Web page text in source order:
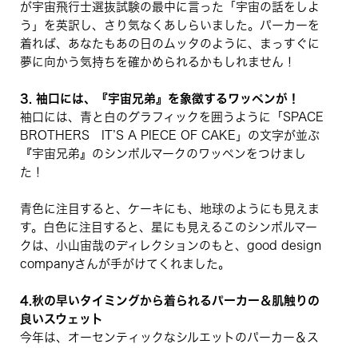
が宇宙飛行士選抜試験の最中に言った「宇宙の話をしよ
う」を英訳し、さり気なくあしらいました。パーカーを
着れば、あなたもあの日のムッタのように、まっすぐに
夢に向かう気持ちを確かめられるかもしれません！
3. 袖口には、『宇宙兄弟』を象徴するワッペンが！
袖口には、青と白のグラフィックを囲うように「SPACE
BROTHERS IT’S A PIECE OF CAKE」の文字が並ぶ
『宇宙兄弟』のシンボルマークのワッペンをつけまし
た！
青色に注目すると、ケーキにも、地球のようにも見えま
す。白色に注目すると、星にも見えるこのシンボルマー
クは、小山宙哉のディレクションのもと、good design
companyさんが手がけてくれました。
4.秋の早いタイミングから着られるパーカー＆肌触りの
良いスウェット
今年は、オーセンティックなシルエットのパーカー＆ス